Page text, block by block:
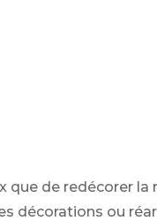
de redécorer
décorations ou